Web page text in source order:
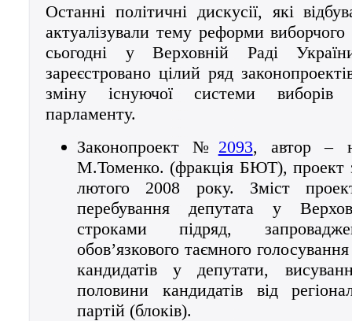
Останні політичні дискусії, які
актуалізували тему реформи
сьогодні у Верховній Раді
зареєстровано цілий ряд
зміну існуючої системи виборів
парламенту.
Законопроект № 2093, автор –
М.Томенко. (фракція БЮТ), проект
лютого 2008 року. Зміст
перебування депутата у
строками підряд,
обов’язкового таємного
кандидатів у депутати,
половини кандидатів від
партій (блоків).